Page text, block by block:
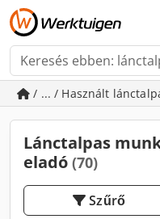
/ ... / Használt
Lánctalpas
eladó (70)
Szűrő